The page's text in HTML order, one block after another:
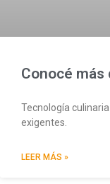
Conocé más
Tecnología
exigentes.
LEER MÁS »